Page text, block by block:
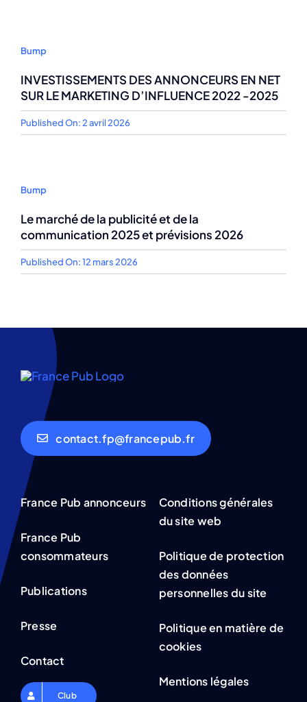
Bump
INVESTISSEMENTS DES ANNONCEURS EN NET
SUR LE MARKETING D’INFLUENCE 2022 -2025
Published On: 2 avril 2026
Bump
Le marché de la publicité et de la
communication 2025 et prévisions 2026
Published On: 12 mars 2026
contact.fp@francepub.fr
France Pub annonceurs
France Pub
consommateurs
Publications
Presse
Contact
Club
Conditions générales
du site web
Politique de protection
des données
personnelles du site
Politique en matière de
cookies
Mentions légales